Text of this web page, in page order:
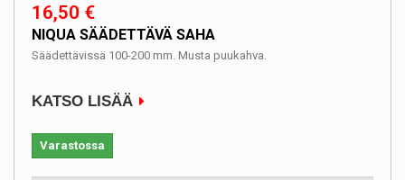
16,50 €
NIQUA SÄÄDETTÄVÄ SAHA
Säädettävissä 100-200 mm. Musta puukahva.
KATSO LISÄÄ
Varastossa